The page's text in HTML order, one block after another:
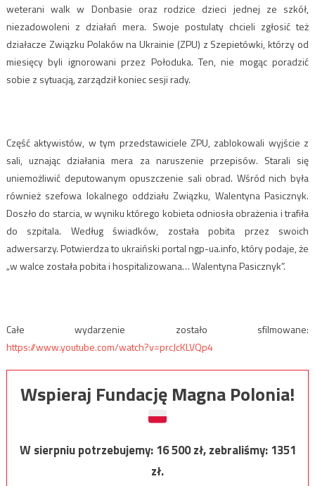
weterani walk w Donbasie oraz rodzice dzieci jednej ze szkół,
niezadowoleni z działań mera. Swoje postulaty chcieli zgłosić też
działacze Związku Polaków na Ukrainie (ZPU) z Szepietówki, którzy od
miesięcy byli ignorowani przez Połoduka. Ten, nie mogąc poradzić
sobie z sytuacją, zarządził koniec sesji rady.
Część aktywistów, w tym przedstawiciele ZPU, zablokowali wyjście z
sali, uznając działania mera za naruszenie przepisów. Starali się
uniemożliwić deputowanym opuszczenie sali obrad. Wśród nich była
również szefowa lokalnego oddziału Związku, Walentyna Pasicznyk.
Doszło do starcia, w wyniku którego kobieta odniosła obrażenia i trafiła
do szpitala. Według świadków, została pobita przez swoich
adwersarzy. Potwierdza to ukraiński portal ngp-ua.info, który podaje, że
„w walce została pobita i hospitalizowana… Walentyna Pasicznyk”.
Całe wydarzenie zostało sfilmowane:
https://www.youtube.com/watch?v=prcJcKLVQp4
Wspieraj Fundację Magna Polonia!
W sierpniu potrzebujemy:16 500zł, zebraliśmy:1351
zł.